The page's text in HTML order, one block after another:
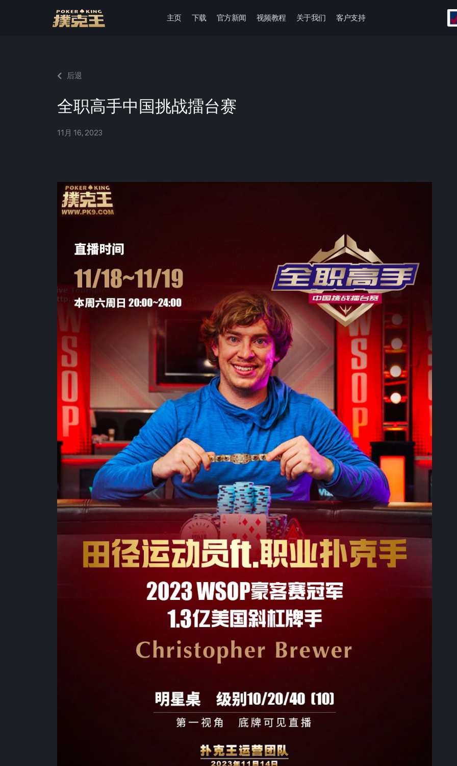
主页 下载 官方新闻 视频教程 关于我们 客户支持
后退
全职高手中国挑战擂台赛
11月 16, 2023